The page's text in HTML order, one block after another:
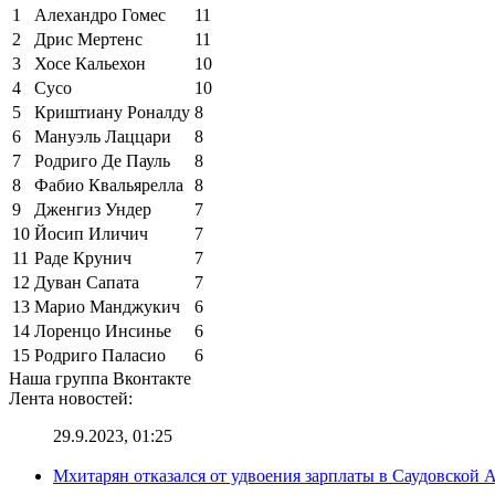
1
Алехандро Гомес
11
2
Дрис Мертенс
11
3
Хосе Кальехон
10
4
Сусо
10
5
Криштиану Роналду 8
6
Мануэль Лаццари
8
7
Родриго Де Пауль
8
8
Фабио Квальярелла
8
9
Дженгиз Ундер
7
10 Йосип Иличич
7
11 Раде Крунич
7
12 Дуван Сапата
7
13 Марио Манджукич
6
14 Лоренцо Инсинье
6
15 Родриго Паласио
6
Наша группа Вконтакте
Лента новостей:
29.9.2023, 01:25
Мхитарян отказался от удвоения зарплаты в Саудовской